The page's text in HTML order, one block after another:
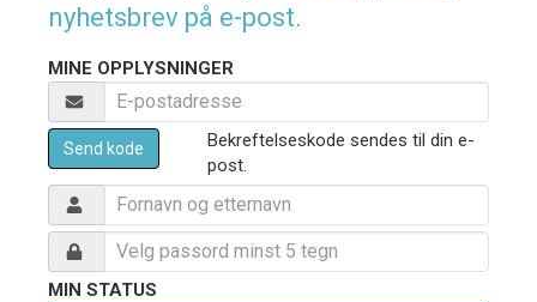
nyhetsbrev på e-post.
MINE OPPLYSNINGER
Send kode
Bekreftelseskode sendes til din e-
post.
MIN STATUS